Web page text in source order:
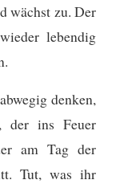
wächst zu. Der
lebendig
denken,
der ins Feuer
am Tag der
Tut, was ihr